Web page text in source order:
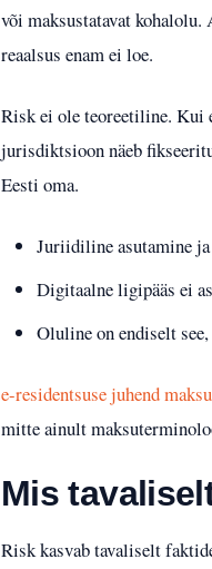
või maksustatavat
reaalsus enam ei loe.
Risk ei ole teoreetiline. Kui
jurisdiktsioon näeb
Eesti oma.
Juriidiline asutamine
Digitaalne ligipääs ei
Oluline on endiselt
e-residentsuse juhend
mitte ainult
Mis
Risk kasvab tavaliselt